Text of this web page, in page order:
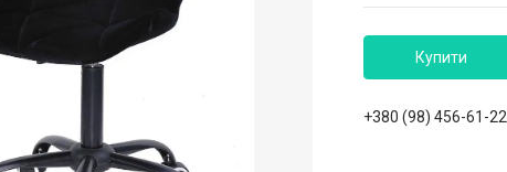
Купити
+380 (98) 456-61-22